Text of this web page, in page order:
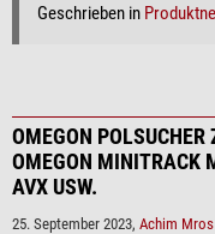
Geschrieben in
OMEGON
OMEGON MINITRACK
AVX USW.
25. September 2023, Achim Mros